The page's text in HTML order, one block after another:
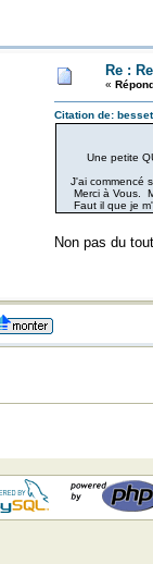
Re :
«
Citation de:
Une petite
J'ai commencé
Merci à Vous.
Faut il que je
Non pas du